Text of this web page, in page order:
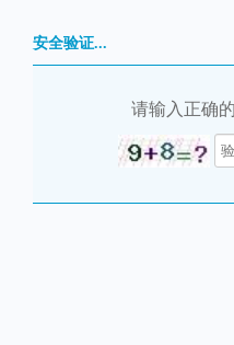
安全验证...
请输入正确